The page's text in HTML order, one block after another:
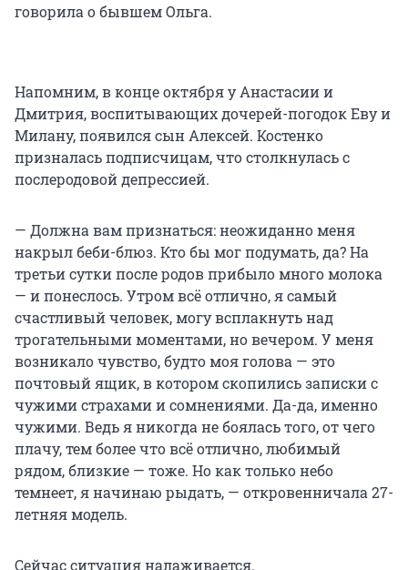
говорила о бывшем Ольга.
Напомним, в конце октября у Анастасии и
Дмитрия, воспитывающих дочерей-погодок Еву и
Милану, появился сын Алексей. Костенко
призналась подписчицам, что столкнулась с
послеродовой депрессией.
— Должна вам признаться: неожиданно меня
накрыл беби-блюз. Кто бы мог подумать, да? На
третьи сутки после родов прибыло много молока
— и понеслось. Утром всё отлично, я самый
счастливый человек, могу всплакнуть над
трогательными моментами, но вечером. У меня
возникало чувство, будто моя голова — это
почтовый ящик, в котором скопились записки с
чужими страхами и сомнениями. Да-да, именно
чужими. Ведь я никогда не боялась того, от чего
плачу, тем более что всё отлично, любимый
рядом, близкие — тоже. Но как только небо
темнеет, я начинаю рыдать, — откровенничала 27-
летняя модель.
Сейчас ситуация налаживается.